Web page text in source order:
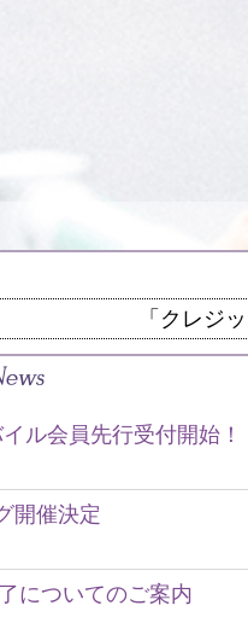
「クレジ
ル会員先行受付開始！
開催決定
についてのご案内